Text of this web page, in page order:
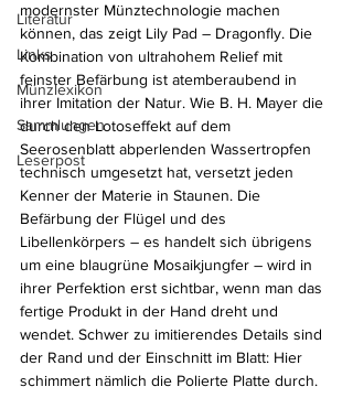
Literatur
Links
Münzlexikon
Sammlungen
Leserpost
modernster Münztechnologie machen
können, das zeigt Lily Pad – Dragonfly. Die
Kombination von ultrahohem Relief mit
feinster Befärbung ist atemberaubend in
ihrer Imitation der Natur. Wie B. H. Mayer die
durch den Lotoseffekt auf dem
Seerosenblatt abperlenden Wassertropfen
technisch umgesetzt hat, versetzt jeden
Kenner der Materie in Staunen. Die
Befärbung der Flügel und des
Libellenkörpers – es handelt sich übrigens
um eine blaugrüne Mosaikjungfer – wird in
ihrer Perfektion erst sichtbar, wenn man das
fertige Produkt in der Hand dreht und
wendet. Schwer zu imitierendes Details sind
der Rand und der Einschnitt im Blatt: Hier
schimmert nämlich die Polierte Platte durch.